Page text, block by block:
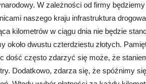
W zależności od firmy
naszego kraju infrastruktura
kilometrów w ciągu dnia nie będzie
około dwustu czterdziestu złotych.
dość często zdarzyć się może, że
Dodatkowo, zdarza się, że spóźnimy